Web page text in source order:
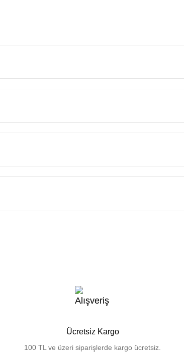
Ücretsiz Kargo
100 TL ve üzeri siparişlerde kargo ücretsiz.